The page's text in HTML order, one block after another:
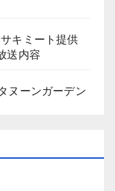
キミート提供
送内容
ヌーンガーデン